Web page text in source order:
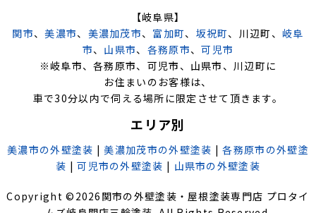
【岐阜県】
関市、美濃市、 美濃加茂市、 富加町、 坂祝町、川辺町、 岐阜
市、 山県市、 各務原市、可児市
※岐阜市、各務原市、可児市、山県市、川辺町に
お住まいのお客様は、
車で30分以内で伺える場所に限定させて頂きます。
エリア別
美濃市の外壁塗装 |美濃加茂市の外壁塗装 |各務原市の外壁塗
装 |可児市の外壁塗装 | 山県市の外壁塗装
Copyright © 2026 関市の外壁塗装・屋根塗装専門店 プロタイ